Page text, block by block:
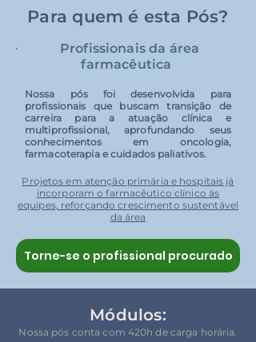
Para quem é esta Pós?
Profissionais da área
farmacêutica
Nossa pós foi desenvolvida para
profissionais que buscam transição de
carreira para a atuação clínica e
multiprofissional, aprofundando seus
conhecimentos em oncologia,
farmacoterapia e cuidados paliativos.
Projetos em atenção primária e hospitais já
incorporam o farmacêutico clínico às
equipes, reforçando crescimento sustentável
da área
Torne-se o profissional procurado
Módulos:
Nossa pós conta com 420h de carga horária.